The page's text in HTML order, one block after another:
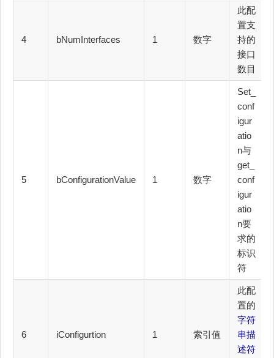
4 bNumInterfaces 1 数字
此配
置支
持的
接口
数目
5 bConfigurationValue 1 数字
Set_
conf
igur
atio
n与
get_
conf
igur
atio
n要
求的
标识
符
6 iConfigurtion 1 索引值
此配
置的
字符
串描
述符